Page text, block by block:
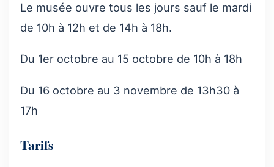
Le musée ouvre tous les jours sauf le mardi
de 10h à 12h et de 14h à 18h.
Du 1er octobre au 15 octobre de 10h à 18h
Du 16 octobre au 3 novembre de 13h30 à
17h
Tarifs